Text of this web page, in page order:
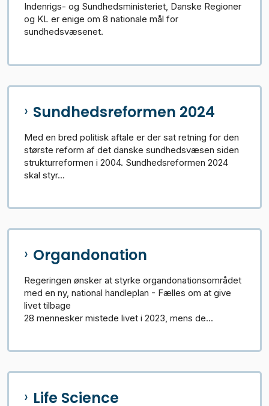
Indenrigs- og Sundhedsministeriet, Danske Regioner
og KL er enige om 8 nationale mål for
sundhedsvæsenet.
Sundhedsreformen 2024
Med en bred politisk aftale er der sat retning for den
største reform af det danske sundhedsvæsen siden
strukturreformen i 2004. Sundhedsreformen 2024
skal styr...
Organdonation
Regeringen ønsker at styrke organdonationsområdet
med en ny, national handleplan - Fælles om at give
livet tilbage
28 mennesker mistede livet i 2023, mens de...
Life Science